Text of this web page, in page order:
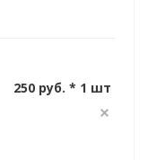
250 руб. * 1 шт